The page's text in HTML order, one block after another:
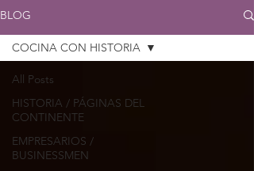
BLOG
All Posts
HISTORIA / PÁGINAS DEL
CONTINENTE
EMPRESARIOS /
BUSINESSMEN
COCINA CON HISTORIA